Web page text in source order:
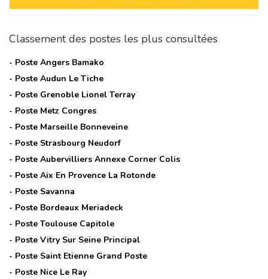
Classement des postes les plus consultées
- Poste Angers Bamako
- Poste Audun Le Tiche
- Poste Grenoble Lionel Terray
- Poste Metz Congres
- Poste Marseille Bonneveine
- Poste Strasbourg Neudorf
- Poste Aubervilliers Annexe Corner Colis
- Poste Aix En Provence La Rotonde
- Poste Savanna
- Poste Bordeaux Meriadeck
- Poste Toulouse Capitole
- Poste Vitry Sur Seine Principal
- Poste Saint Etienne Grand Poste
- Poste Nice Le Ray